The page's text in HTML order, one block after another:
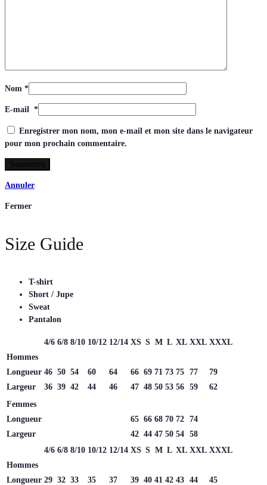
Nom *
E-mail *
Enregistrer mon nom, mon e-mail et mon site dans le navigateur
pour mon prochain commentaire.
Annuler
Fermer
Size Guide
T-shirt
Short / Jupe
Sweat
Pantalon
4/6 6/8 8/10 10/12 12/14 XS S M L XL XXL XXXL
Hommes
Longueur 46 50 54 60 64 66 69 71 73 75 77
79
Largeur
36 39 42 44 46 47 48 50 53 56 59
62
Femmes
Longueur
65 66 68 70 72 74
Largeur
42 44 47 50 54 58
4/6 6/8 8/10 10/12 12/14 XS S M L XL XXL XXXL
Hommes
Longueur 29 32 33 35 37 39 40 41 42 43 44
45